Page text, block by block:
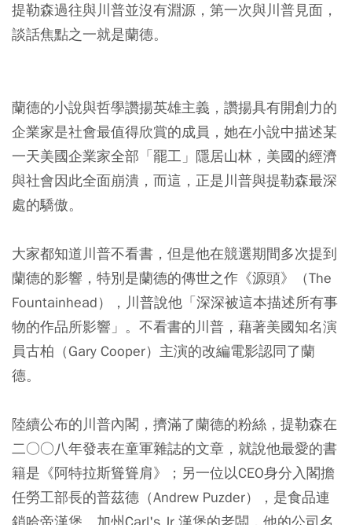
提勒森過往與川普並沒有淵源，第一次與川普見面，
談話焦點之一就是蘭德。
蘭德的小說與哲學讚揚英雄主義，讚揚具有開創力的
企業家是社會最值得欣賞的成員，她在小說中描述某
一天美國企業家全部「罷工」隱居山林，美國的經濟
與社會因此全面崩潰，而這，正是川普與提勒森最深
處的驕傲。
大家都知道川普不看書，但是他在競選期間多次提到
蘭德的影響，特別是蘭德的傳世之作《源頭》（The
Fountainhead），川普說他「深深被這本描述所有事
物的作品所影響」。不看書的川普，藉著美國知名演
員古柏（Gary Cooper）主演的改編電影認同了蘭
德。
陸續公布的川普內閣，擠滿了蘭德的粉絲，提勒森在
二○○八年發表在童軍雜誌的文章，就說他最愛的書
籍是《阿特拉斯聳聳肩》；另一位以CEO身分入閣擔
任勞工部長的普茲德（Andrew Puzder），是食品連